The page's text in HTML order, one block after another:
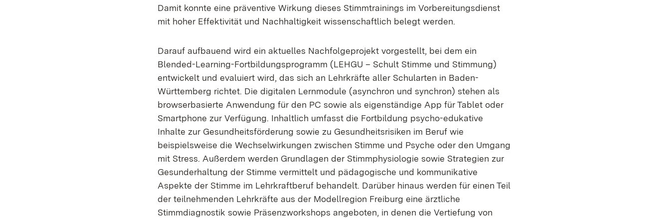
Damit konnte eine präventive Wirkung dieses Stimmtrainings im Vorbereitungsdienst
mit hoher Effektivität und Nachhaltigkeit wissenschaftlich belegt werden.
Darauf aufbauend wird ein aktuelles Nachfolgeprojekt vorgestellt, bei dem ein
Blended-Learning-Fortbildungsprogramm (LEHGU – Schult Stimme und Stimmung)
entwickelt und evaluiert wird, das sich an Lehrkräfte aller Schularten in Baden-
Württemberg richtet. Die digitalen Lernmodule (asynchron und synchron) stehen als
browserbasierte Anwendung für den PC sowie als eigenständige App für Tablet oder
Smartphone zur Verfügung. Inhaltlich umfasst die Fortbildung psycho-edukative
Inhalte zur Gesundheitsförderung sowie zu Gesundheitsrisiken im Beruf wie
beispielsweise die Wechselwirkungen zwischen Stimme und Psyche oder den Umgang
mit Stress. Außerdem werden Grundlagen der Stimmphysiologie sowie Strategien zur
Gesunderhaltung der Stimme vermittelt und pädagogische und kommunikative
Aspekte der Stimme im Lehrkraftberuf behandelt. Darüber hinaus werden für einen Teil
der teilnehmenden Lehrkräfte aus der Modellregion Freiburg eine ärztliche
Stimmdiagnostik sowie Präsenzworkshops angeboten, in denen die Vertiefung von